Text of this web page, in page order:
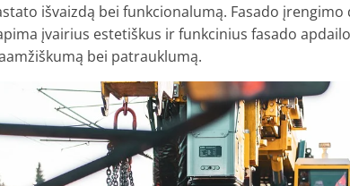
išvaizdą bei funkcionalumą. Fasado
įvairius estetiškus ir funkcinius fasado
bei patrauklumą.